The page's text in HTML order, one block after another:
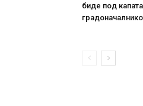
биде под